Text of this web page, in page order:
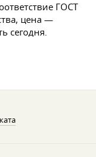
ГОСТ
цена —
сегодня.